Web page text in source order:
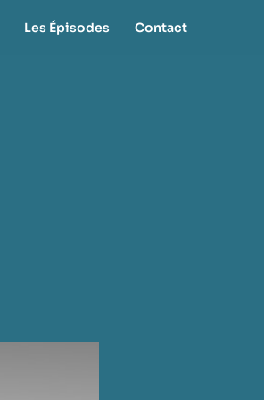
Les Épisodes Contact